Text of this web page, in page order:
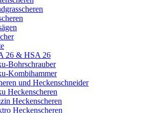
26 & HSA 26
Bohrschrauber
Kombihammer
und Heckenschneider
Heckenscheren
Heckenscheren
Heckenscheren